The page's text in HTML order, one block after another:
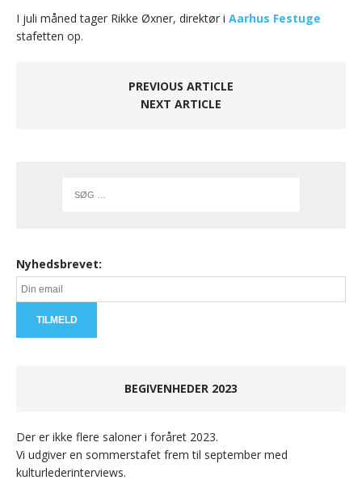
I juli måned tager Rikke Øxner, direktør i Aarhus Festuge
stafetten op.
PREVIOUS ARTICLE
NEXT ARTICLE
Nyhedsbrevet:
BEGIVENHEDER 2023
Der er ikke flere saloner i foråret 2023.
Vi udgiver en sommerstafet frem til september med
kulturlederinterviews.